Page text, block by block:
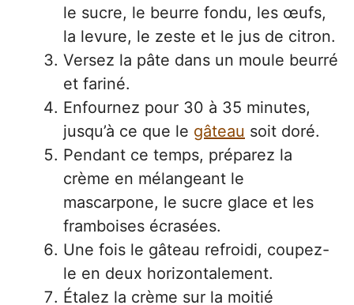
le sucre, le beurre fondu, les œufs,
la levure, le zeste et le jus de citron.
Versez la pâte dans un moule beurré
et fariné.
Enfournez pour 30 à 35 minutes,
jusqu’à ce que le gâteau soit doré.
Pendant ce temps, préparez la
crème en mélangeant le
mascarpone, le sucre glace et les
framboises écrasées.
Une fois le gâteau refroidi, coupez-
le en deux horizontalement.
Étalez la crème sur la moitié